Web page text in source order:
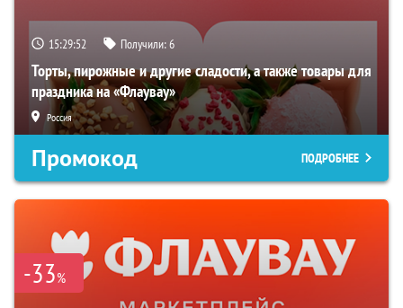
15:29:51 Получили:6
Торты, пирожные и другие сладости, а также товары для
праздника на «Флаувау»
Россия
Промокод ПОДРОБНЕЕ
-33%